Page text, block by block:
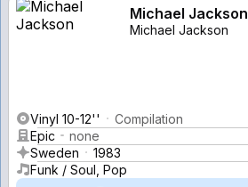
Michael Jackson
Michael Jackson
Vinyl 10-12''
Compilation
Epic
none
Sweden
1983
Funk / Soul, Pop